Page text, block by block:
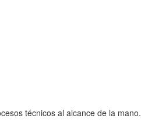
técnicos al alcance de la mano.